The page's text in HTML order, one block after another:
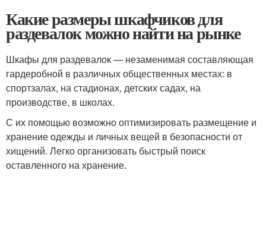
Какие размеры шкафчиков для
раздевалок можно найти на рынке
Шкафы для раздевалок — незаменимая составляющая
гардеробной в различных общественных местах: в
спортзалах, на стадионах, детских садах, на
производстве, в школах.
С их помощью возможно оптимизировать размещение и
хранение одежды и личных вещей в безопасности от
хищений. Легко организовать быстрый поиск
оставленного на хранение.